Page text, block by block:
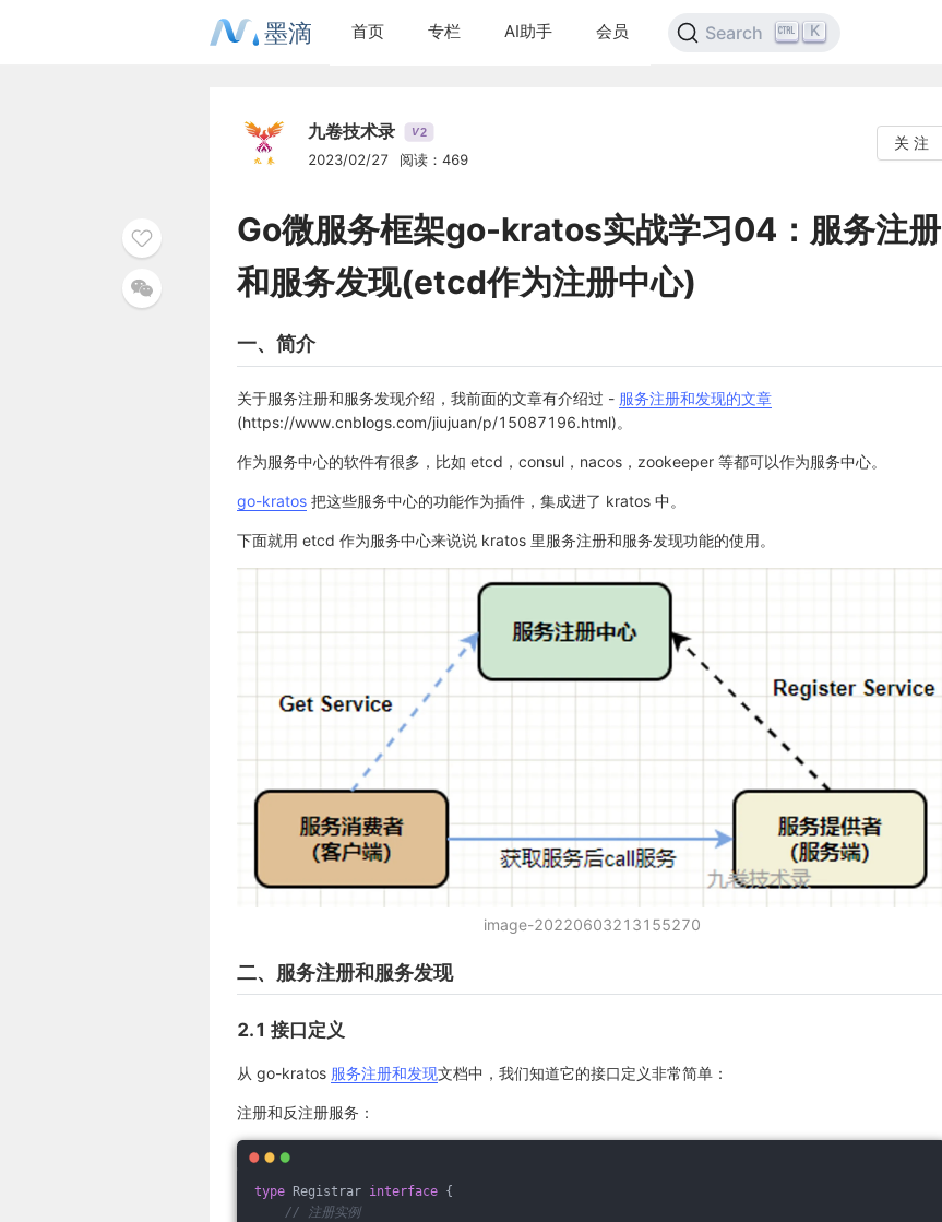
墨滴 首页 专栏 AI助手 会员 Search K
九卷技术录 V2
2023/02/27 阅读：469
关 注
Go微服务框架go-kratos实战学习04：服务注册
和服务发现(etcd作为注册中心)
一、简介
关于服务注册和服务发现介绍，我前面的文章有介绍过 - 服务注册和发现的文章
(https://www.cnblogs.com/jiujuan/p/15087196.html)。
作为服务中心的软件有很多，比如 etcd，consul，nacos，zookeeper 等都可以作为服务中心。
go-kratos 把这些服务中心的功能作为插件，集成进了 kratos 中。
下面就用 etcd 作为服务中心来说说 kratos 里服务注册和服务发现功能的使用。
image-20220603213155270
二、服务注册和服务发现
2.1 接口定义
从 go-kratos 服务注册和发现文档中，我们知道它的接口定义非常简单：
注册和反注册服务：
type Registrar interface {
// 注册实例